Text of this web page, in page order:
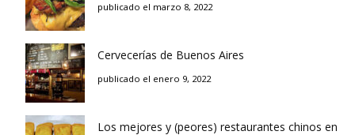
publicado el marzo 8, 2022
Cervecerías de Buenos Aires
publicado el enero 9, 2022
Los mejores y (peores) restaurantes chinos en